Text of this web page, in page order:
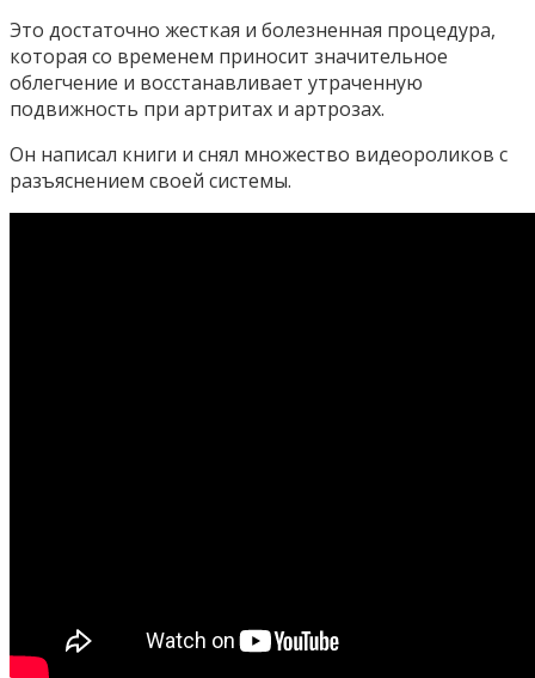
Это достаточно жесткая и болезненная процедура,
которая со временем приносит значительное
облегчение и восстанавливает утраченную
подвижность при артритах и артрозах.
Он написал книги и снял множество видеороликов с
разъяснением своей системы.